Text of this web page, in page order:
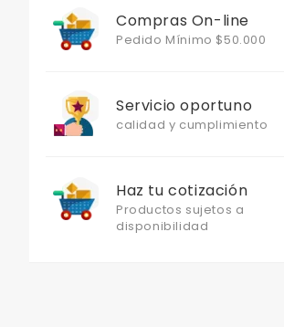
Compras On-line
Pedido Mínimo $50.000
Servicio oportuno
calidad y cumplimiento
Haz tu cotización
Productos sujetos a
disponibilidad